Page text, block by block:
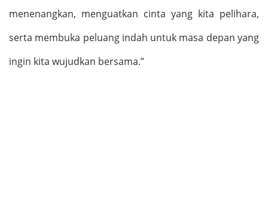
menenangkan, menguatkan cinta yang kita pelihara,
serta membuka peluang indah untuk masa depan yang
ingin kita wujudkan bersama.”